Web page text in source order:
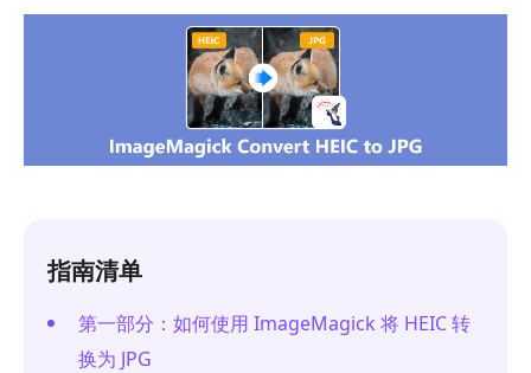
指南清单
第一部分：如何使用 ImageMagick 将 HEIC 转
换为 JPG